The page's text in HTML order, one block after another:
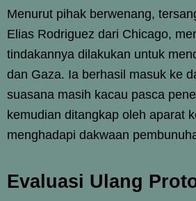
Menurut pihak berwenang,
Elias Rodriguez dari Chicago,
tindakannya dilakukan untuk
dan Gaza. Ia berhasil masuk ke
suasana masih kacau pasca
kemudian ditangkap oleh aparat
menghadapi dakwaan
Evaluasi Ulang